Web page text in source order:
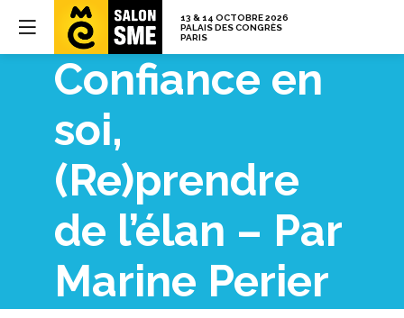
Confiance en
soi,
(Re)prendre
de l’élan – Par
Marine Perier